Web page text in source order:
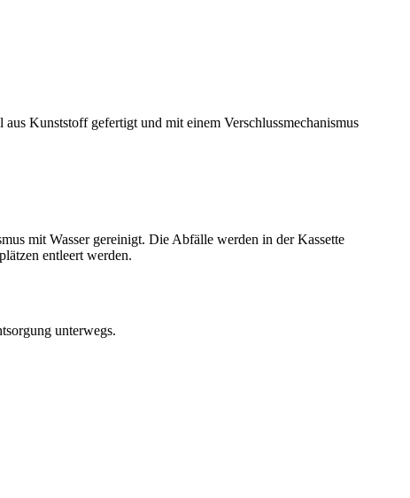
Kunststoff gefertigt und mit einem Verschlussmechanismus
mit Wasser gereinigt. Die Abfälle werden in der Kassette
entleert werden.
unterwegs.